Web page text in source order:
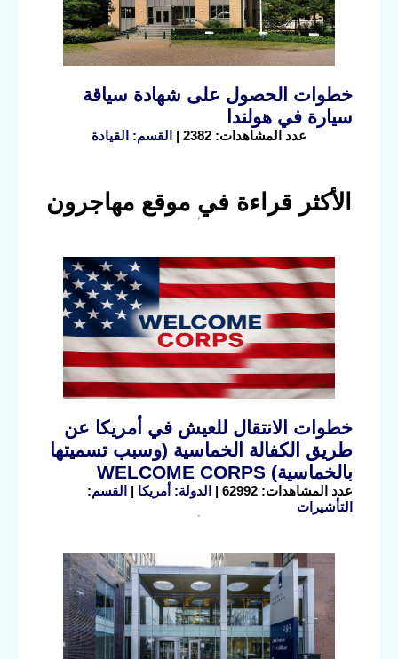
خطوات الحصول على شهادة سياقة
سيارة في هولندا
عدد المشاهدات: 2382 | القسم: القيادة
الأكثر قراءة في موقع مهاجرون
خطوات الانتقال للعيش في أمريكا عن
طريق الكفالة الخماسية (وسبب تسميتها
بالخماسية) WELCOME CORPS
عدد المشاهدات: 62992 | الدولة: أمريكا | القسم:
التأشيرات